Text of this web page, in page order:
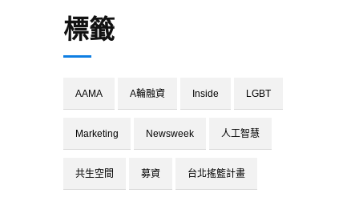
標籤
AAMA A輪融資 Inside LGBT
Marketing Newsweek 人工智慧
共生空間 募資 台北搖籃計畫